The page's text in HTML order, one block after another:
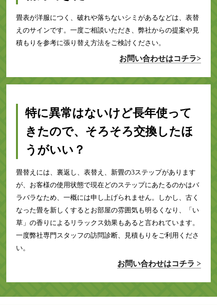
畳表が洋服につく、破れや落ちないシミがあるなどは、表替
えのサインです。一度ご相談いただき、弊社からの提案や見
積もりを参考に張り替え方法をご検討ください。
お問い合わせはコチラ>
特に異常はないけど長年使って
きたので、そろそろ交換したほ
うがいい？
畳替えには、裏返し、表替え、新畳の3ステップがあります
が、お客様の使用状態で現在どのステップにあたるのかはバ
ラバラなため、一概には申し上げられません。しかし、古く
なった畳を新しくするとお部屋の雰囲気も明るくなり、「い
草」の香りによるリラックス効果もあると言われています。
一度弊社専門スタッフの訪問診断、見積もりをご利用くださ
い。
お問い合わせはコチラ >